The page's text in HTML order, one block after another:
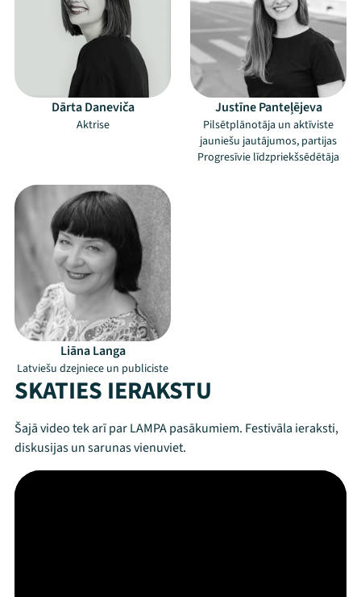
Dārta Daneviča
Aktrise
Justīne Panteļējeva
Pilsētplānotāja un aktīviste
jauniešu jautājumos, partijas
Progresīvie līdzpriekšsēdētāja
Liāna Langa
Latviešu dzejniece un publiciste
SKATIES IERAKSTU
Šajā video tek arī par LAMPA pasākumiem. Festivāla ieraksti,
diskusijas un sarunas vienuviet.